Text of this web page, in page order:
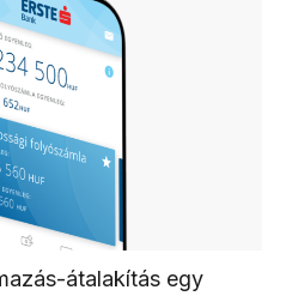
átalakítás egy